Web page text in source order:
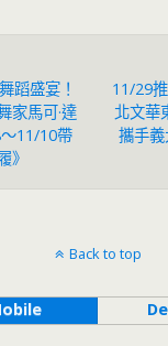
蹈盛宴！
家馬可·達
11/10帶
》
11/29
北文華
攜手
Back to top